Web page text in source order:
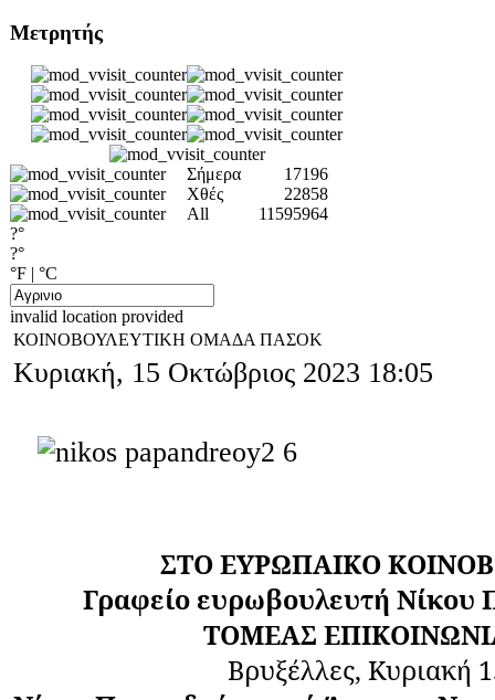
Μετρητής
Σήμερα
17196
Χθές
22858
All
11595964
?°
?°
°F | °C
invalid location provided
ΚΟΙΝΟΒΟΥΛΕΥΤΙΚΗ ΟΜΑΔΑ ΠΑΣΟΚ
Κυριακή, 15 Οκτώβριος 2023 18:05
ΣΤΟ ΕΥΡΩΠΑΙΚΟ
Γραφείο ευρωβουλευτή Νίκου
ΤΟΜΕΑΣ
Βρυξέλλες, Κυριακή